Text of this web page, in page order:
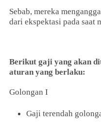
Sebab, mereka
dari ekspektasi pada saat
Berikut gaji yang akan
aturan yang berlaku:
Golongan I
Gaji terendah